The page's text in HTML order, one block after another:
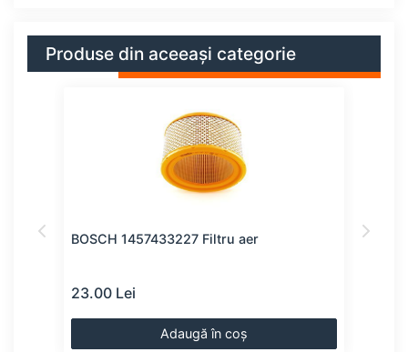
Produse din aceeași categorie
BOSCH 1457433227 Filtru aer
23.00 Lei
Adaugă în coș